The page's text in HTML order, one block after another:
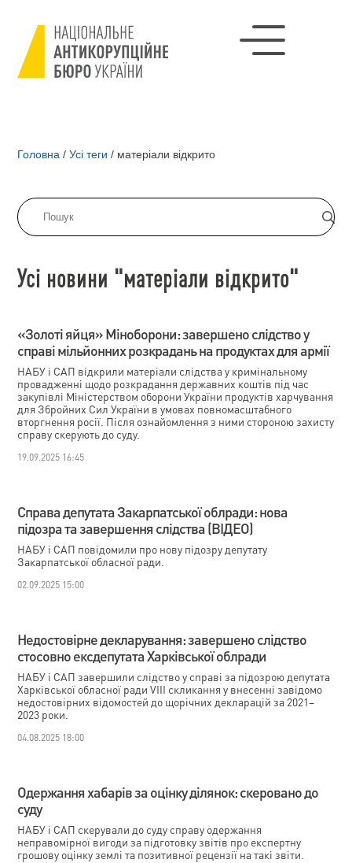
Головна / Усі теги / матеріали відкрито
Усі новини "матеріали відкрито"
«Золоті яйця» Міноборони: завершено слідство у
справі мільйонних розкрадань на продуктах для армії
НАБУ і САП відкрили матеріали слідства у кримінальному
провадженні щодо розкрадання державних коштів під час
закупівлі Міністерством оборони України продуктів харчування
для Збройних Сил України в умовах повномасштабного
вторгнення росії. Після ознайомлення з ними стороною захисту
справу скерують до суду.
19.09.2025 16:45
Справа депутата Закарпатської облради: нова
підозра та завершення слідства (ВІДЕО)
НАБУ і САП повідомили про нову підозру депутату
Закарпатської обласної ради.
02.09.2025 15:00
Недостовірне декларування: завершено слідство
стосовно ексдепутата Харківської облради
НАБУ і САП завершили слідство у справі за підозрою депутата
Харківської обласної ради VIII скликання у внесенні завідомо
недостовірних відомостей до щорічних декларацій за 2021–
2023 роки.
04.08.2025 18:00
Одержання хабарів за оцінку ділянок: скеровано до
суду
НАБУ і САП скерували до суду справу одержання
неправомірної вигоди за підготовку звітів про експертну
грошову оцінку землі та позитивної рецензії на такі звіти.